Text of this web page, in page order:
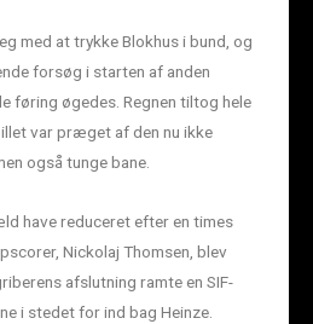
med at trykke Blokhus i bund, og
forsøg i starten af anden
føring øgedes. Regnen tiltog hele
var præget af den nu ikke
også tunge bane.
have reduceret efter en times
Nickolaj Thomsen, blev
afslutning ramte en SIF-
i stedet for ind bag Heinze.